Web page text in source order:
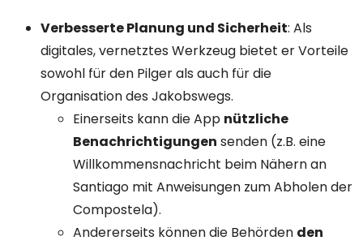
Verbesserte Planung und Sicherheit: Als
digitales, vernetztes Werkzeug bietet er Vorteile
sowohl für den Pilger als auch für die
Organisation des Jakobswegs.
Einerseits kann die App nützliche
Benachrichtigungen senden (z.B. eine
Willkommensnachricht beim Nähern an
Santiago mit Anweisungen zum Abholen der
Compostela).
Andererseits können die Behörden den